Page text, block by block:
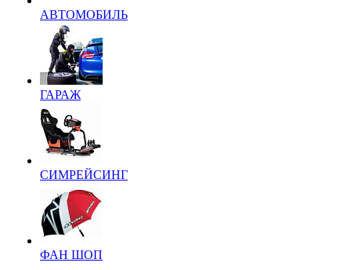
АВТОМОБИЛЬ
ГАРАЖ
СИМРЕЙСИНГ
ФАН ШОП